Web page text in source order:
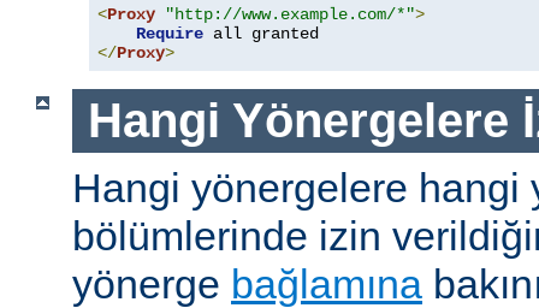
<Proxy "http://www.example.com/*">
Require
</Proxy>
Hangi Yönergelere
Hangi yönergelere hangi
bölümlerinde izin
yönerge bağlamına